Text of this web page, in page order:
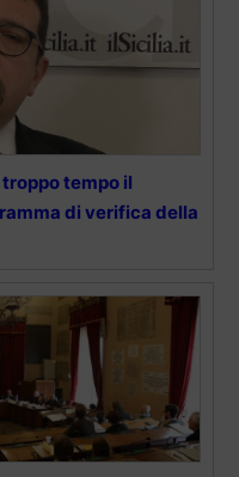
troppo tempo il
di verifica della